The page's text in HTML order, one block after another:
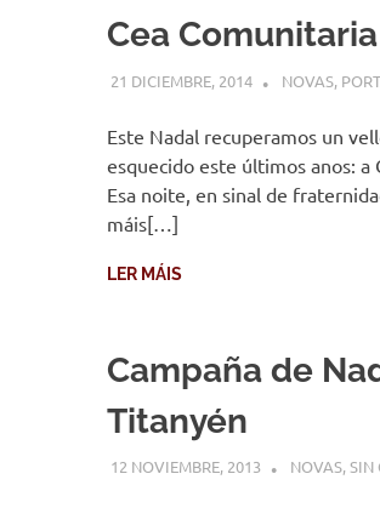
Cea
21 DICIEMBRE, 2014 DESARROLLO
NOVAS,
Este Nadal recuperamos un
esquecido este últimos anos: a
Esa noite, en sinal de
máis[…]
LER MÁIS
Campaña de
Titanyén
12 NOVIEMBRE, 2013 NOVAS,SIN